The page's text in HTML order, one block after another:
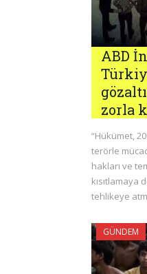
ABD
zorla
“Hükümet,
terörle
hakları ve
kısıtlamaya
tehlikeye
GÜNDEM